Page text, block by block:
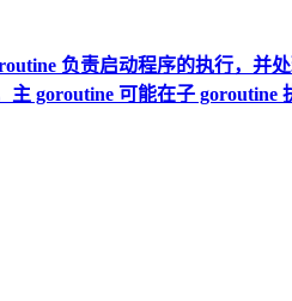
负责启动程序的执行，并
goroutine 可能在子 goroutine